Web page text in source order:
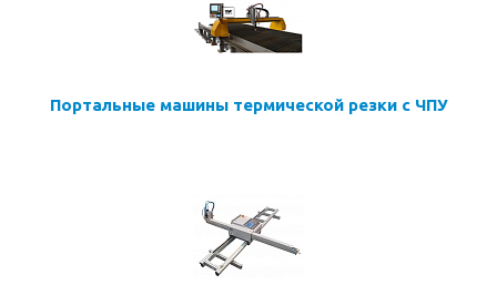
Портальные машины термической резки с ЧПУ